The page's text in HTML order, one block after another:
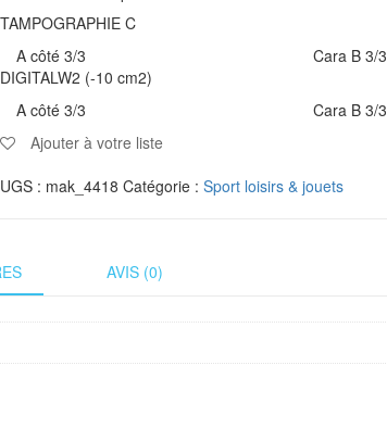
TAMPOGRAPHIE C
A côté 3/3
Cara B 3/3
DIGITALW2 (-10 cm2)
A côté 3/3
Cara B 3/3
Ajouter à votre liste
UGS : mak_4418 Catégorie : Sport loisirs & jouets
AVIS (0)